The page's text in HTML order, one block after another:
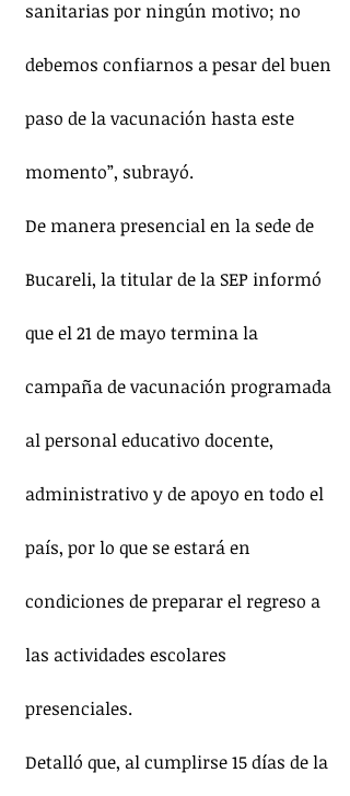
sanitarias por ningún motivo; no
debemos confiarnos a pesar del buen
paso de la vacunación hasta este
momento”, subrayó.
De manera presencial en la sede de
Bucareli, la titular de la SEP informó
que el 21 de mayo termina la
campaña de vacunación programada
al personal educativo docente,
administrativo y de apoyo en todo el
país, por lo que se estará en
condiciones de preparar el regreso a
las actividades escolares
presenciales.
Detalló que, al cumplirse 15 días de la